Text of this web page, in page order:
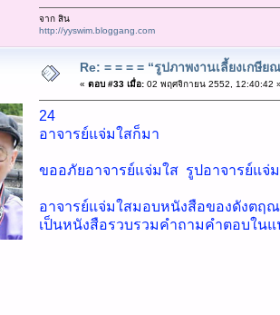
จาก สิน
http://yyswim.bloggang.com
Re: = = = = “รูปภาพงานเลี้ยงเกษี
« ตอบ #33 เมื่อ:02 พฤศจิกายน 2552, 12:40:42
24
อาจารย์แจ่มใสก็มา
ขออภัยอาจารย์แจ่มใส รูปอาจารย์แจ่
อาจารย์แจ่มใสมอบหนังสือของดังตฤ
เป็นหนังสือรวบรวมคำถามคำตอบใน